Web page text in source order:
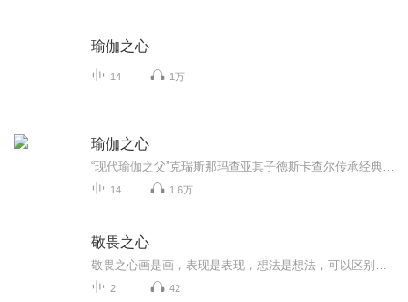
瑜伽之心
14 1万
瑜伽之心
14 1.6万
敬畏之心
2 42